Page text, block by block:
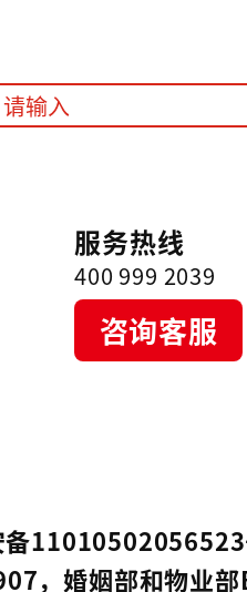
服务热线
400 999 2039
咨询客服
备
，婚姻部和物业部